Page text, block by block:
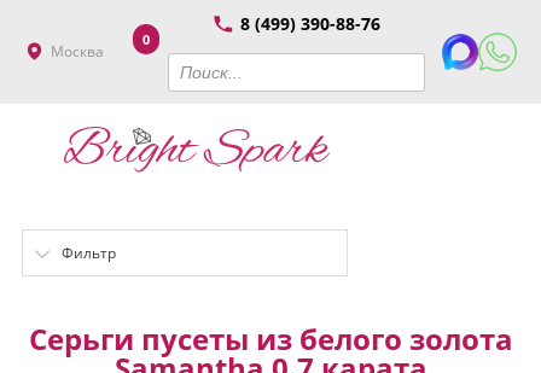
Москва
8 (499) 390-88-76
0
Фильтр
Серьги пусеты из белого золота